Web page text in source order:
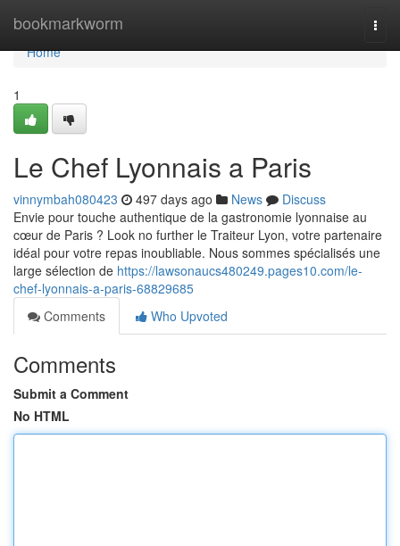
bookmarkworm
Home
Home
1
Le Chef Lyonnais a Paris
vinnymbah080423 497 days ago News
Discuss
Envie pour touche authentique de la gastronomie lyonnaise au
cœur de Paris ? Look no further le Traiteur Lyon, votre partenaire
idéal pour votre repas inoubliable. Nous sommes spécialisés une
large sélection de https://lawsonaucs480249.pages10.com/le-
chef-lyonnais-a-paris-68829685
Comments
Who Upvoted
Comments
Submit a Comment
No HTML